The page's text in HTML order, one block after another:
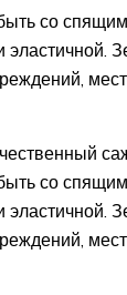
со
эластичной.
со
эластичной.